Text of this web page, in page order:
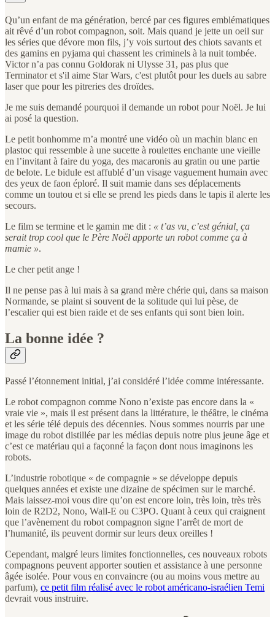
Qu’un enfant de ma génération, bercé par ces figures emblématiques
ait rêvé d’un robot compagnon, soit. Mais quand je jette un oeil sur
les séries que dévore mon fils, j’y vois surtout des chiots savants et
des gamins en pyjama qui chassent les criminels à la nuit tombée.
Victor n’a pas connu Goldorak ni Ulysse 31, pas plus que
Terminator et s'il aime Star Wars, c'est plutôt pour les duels au sabre
laser que pour les pitreries des droïdes.
Je me suis demandé pourquoi il demande un robot pour Noël. Je lui
ai posé la question.
Le petit bonhomme m’a montré une vidéo où un machin blanc en
plastoc qui ressemble à une sucette à roulettes enchante une vieille
en l’invitant à faire du yoga, des macaronis au gratin ou une partie
de belote. Le bidule est affublé d’un visage vaguement humain avec
des yeux de faon éploré. Il suit mamie dans ses déplacements
comme un toutou et si elle se prend les pieds dans le tapis il alerte les
secours.
Le film se termine et le gamin me dit : « t’as vu, c’est génial, ça
serait trop cool que le Père Noël apporte un robot comme ça à
mamie ».
Le cher petit ange !
Il ne pense pas à lui mais à sa grand mère chérie qui, dans sa maison
Normande, se plaint si souvent de la solitude qui lui pèse, de
l’escalier qui est bien raide et de ses enfants qui sont bien loin.
La bonne idée ?
Passé l’étonnement initial, j’ai considéré l’idée comme intéressante.
Le robot compagnon comme Nono n’existe pas encore dans la «
vraie vie », mais il est présent dans la littérature, le théâtre, le cinéma
et les série télé depuis des décennies. Nous sommes nourris par une
image du robot distillée par les médias depuis notre plus jeune âge et
c’est ce matériau qui a façonné la façon dont nous imaginons les
robots.
L’industrie robotique « de compagnie » se développe depuis
quelques années et existe une dizaine de spécimen sur le marché.
Mais laissez-moi vous dire qu’on est encore loin, très loin, très très
loin de R2D2, Nono, Wall-E ou C3PO. Quant à ceux qui craignent
que l’avènement du robot compagnon signe l’arrêt de mort de
l’humanité, ils peuvent dormir sur leurs deux oreilles !
Cependant, malgré leurs limites fonctionnelles, ces nouveaux robots
compagnons peuvent apporter soutien et assistance à une personne
âgée isolée. Pour vous en convaincre (ou au moins vous mettre au
parfum), ce petit film réalisé avec le robot américano-israélien Temi
devrait vous instruire.